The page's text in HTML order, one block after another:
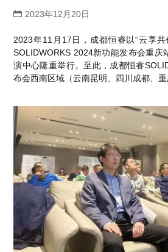
SOLIDWORKS 2D CAD
SOLIDWORKS 3D电气设计
SIMULATION结构仿真分析
了解SIMULIA多学科仿真应用
CST电磁仿真
Abaqus有限元仿真分析
查看全部
3DEXPERIENCE云平台
什么是3DEXPERIENCE平台？
3DEXPERIENCE on the Cloud
推荐项目
ENOVIA产品全生命周期管理（
SOLIDWORKS PDM产品数据管理
推荐工具
SOLIDWORKS Inspection质量检
​SOLIDWORKS Manage项目管理
DELMIA端到端ERP系统
 查看全部
增值服务-参数化
增值服务-标准化
可视化&数字孪生技术
Curtain e-locker(易锁)防止资料外
 查看全部
汽车行业数字化解决方案
工程设备设计解决方案
能源行业数字化解决方案
机械设备行业数字化解决方案
家居行业数字化解决方案
电气柜及电气行业数字化解决方
生命科学行业数字化解决方案
公司类型
初创企业
面向学术界
教育工作者
学生/初学者
产品的技术
最新版本
技术文章
系统要求
恒睿课堂
往期视频
走进西南培训中心
认证目录
在线培训
CSWP证书
推荐问答
SolidWorks代理商级别全解析：
什么值得信赖？
SOLIDWORKS购买如何选择代
3DEXPERIENCE 平台是什么？
SOLIDWORKS都有什么版本？
学习SOLIDWORKS需要多长时
SOLIDWORKS仿真这块有必要学
销售类
技术类
职能类
关于恒睿
团队介绍
培训认证
新闻资讯
公司动态
活动资讯
行业资讯
产品报价
获取SOLIDWORKS报价
联系我们
产品/服务
获取试用版
软件定制化开发
软件二次开发
校企合作
购买学生版
联系研究销售部门
商务合作
 2023年12月20日
2023年11月17日，成都恒睿以“云享
SOLIDWORKS 2024新功能发布会重庆
演中心隆重举行。至此，成都恒睿
布会西南区域（云南昆明、四川成都、重